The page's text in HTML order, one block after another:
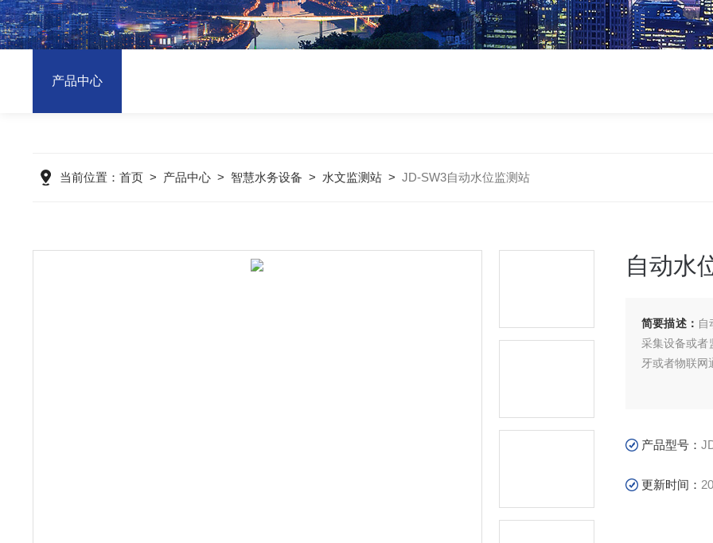
产品中心
当前位置： 首页> 产品中心> 智慧水务设备 > 水文监测站> JD-SW3自动水位监测站
自动水
简要描述： 自
采集设备或者
牙或者物联网
产品型号：
更新时间：